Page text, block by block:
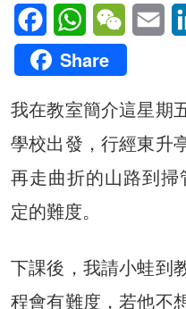
FacebookWhatsAppWeChat
Share
我在教室簡介這星期
學校出發，行經東升
再走曲折的山路到掃
定的難度。
下課後，我請小蛙到
程會有難度，若他不